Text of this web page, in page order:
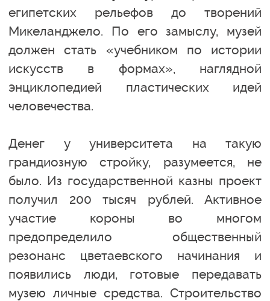
египетских рельефов до творений
Микеланджело. По его замыслу, музей
должен стать «учебником по истории
искусств в формах», наглядной
энциклопедией пластических идей
человечества.
Денег у университета на такую
грандиозную стройку, разумеется, не
было. Из государственной казны проект
получил 200 тысяч рублей. Активное
участие короны во многом
предопределило общественный
резонанс цветаевского начинания и
появились люди, готовые передавать
музею личные средства. Строительство